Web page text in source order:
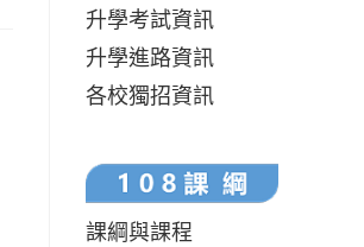
升學考試資訊
升學進路資訊
各校獨招資訊
課綱與課程